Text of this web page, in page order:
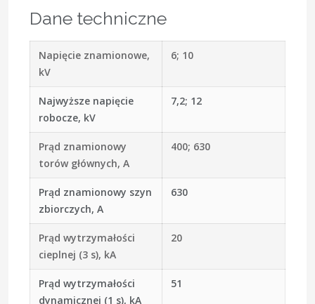
Dane techniczne
Napięcie znamionowe,
kV
6; 10
Najwyższe napięcie
robocze, kV
7,2; 12
Prąd znamionowy
torów głównych, A
400; 630
Prąd znamionowy szyn
zbiorczych, A
630
Prąd wytrzymałości
cieplnej (3 s), kA
20
Prąd wytrzymałości
dynamicznej (1 s), kA
51